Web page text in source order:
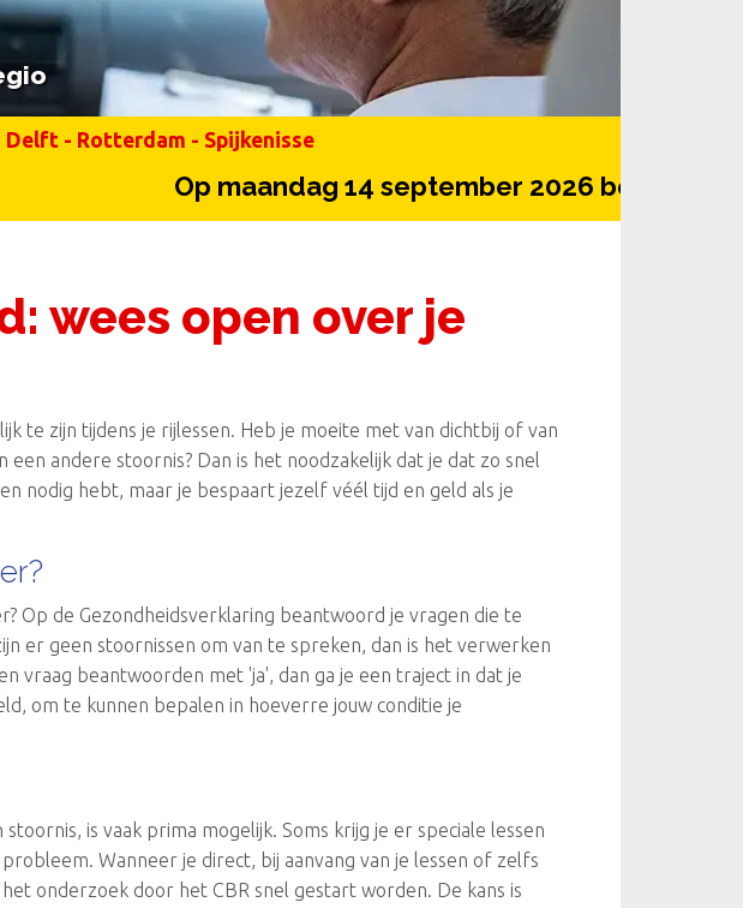
Delft - Rotterdam - Spijkenisse
Op maandag 14 september 2026 begint onze
wees open over je
te zijn tijdens je rijlessen. Heb je moeite met van dichtbij of van
andere stoornis? Dan is het noodzakelijk dat je dat zo snel
nodig hebt, maar je bespaart jezelf véél tijd en geld als je
Op de Gezondheidsverklaring beantwoord je vragen die te
er geen stoornissen om van te spreken, dan is het verwerken
vraag beantwoorden met 'ja', dan ga je een traject in dat je
om te kunnen bepalen in hoeverre jouw conditie je
is vaak prima mogelijk. Soms krijg je er speciale lessen
Wanneer je direct, bij aanvang van je lessen of zelfs
onderzoek door het CBR snel gestart worden. De kans is